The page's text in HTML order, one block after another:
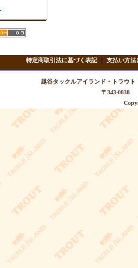
特定商取引法に基づく表記｜ 支払い方法
越谷タックルアイランド・トラ
〒343-0838